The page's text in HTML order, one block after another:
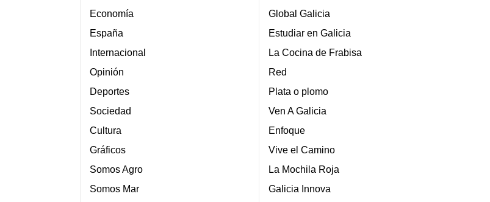
Economía
España
Internacional
Opinión
Deportes
Sociedad
Cultura
Gráficos
Somos Agro
Somos Mar
Global Galicia
Estudiar en Galicia
La Cocina de Frabisa
Red
Plata o plomo
Ven A Galicia
Enfoque
Vive el Camino
La Mochila Roja
Galicia Innova